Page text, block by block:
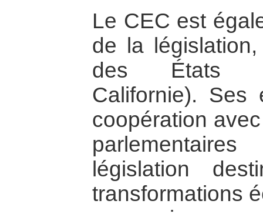
Le CEC est
de la
des États
Californie). Ses
coopération
législation
transformations